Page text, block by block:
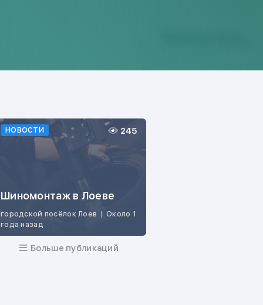
НОВОСТИ
Шиномонтаж в Лоеве
городской посёлок Лоев | Около 1
года назад
245
Больше публикаций